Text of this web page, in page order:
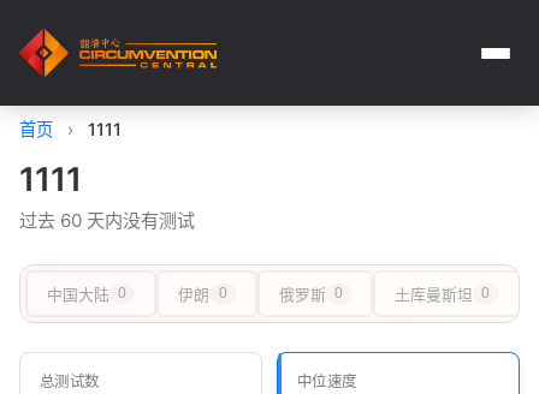
首页 › 1111
1111
过去 60 天内没有测试
中国大陆 0 伊朗 0 俄罗斯 0 土库曼斯坦 0
总测试数 中位速度